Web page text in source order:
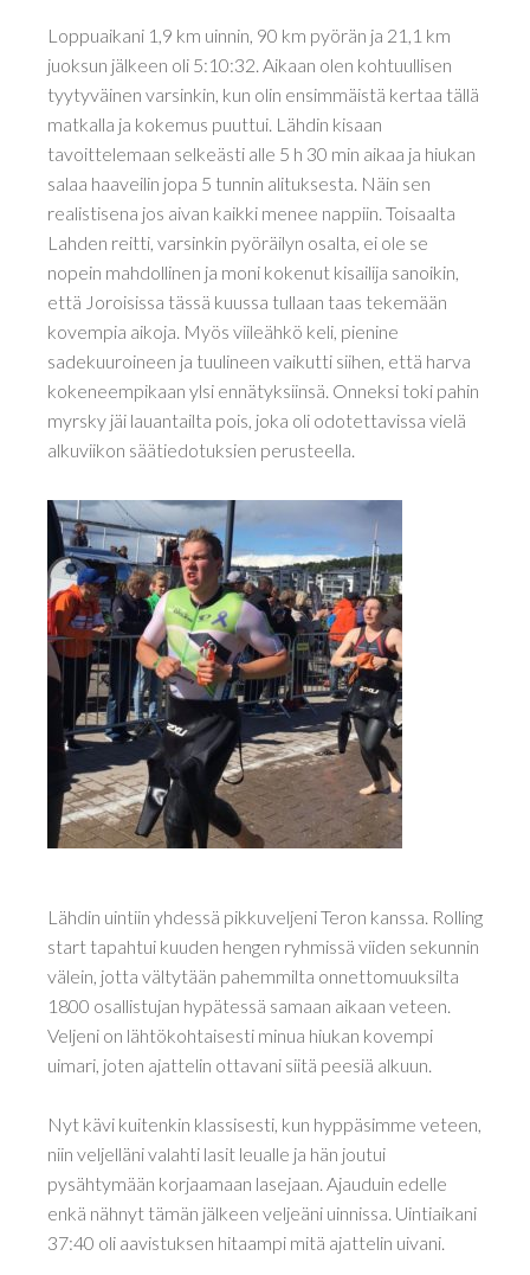
Loppuaikani 1,9 km uinnin, 90 km pyörän ja 21,1 km
juoksun jälkeen oli 5:10:32. Aikaan olen kohtuullisen
tyytyväinen varsinkin, kun olin ensimmäistä kertaa tällä
matkalla ja kokemus puuttui. Lähdin kisaan
tavoittelemaan selkeästi alle 5 h 30 min aikaa ja hiukan
salaa haaveilin jopa 5 tunnin alituksesta. Näin sen
realistisena jos aivan kaikki menee nappiin. Toisaalta
Lahden reitti, varsinkin pyöräilyn osalta, ei ole se
nopein mahdollinen ja moni kokenut kisailija sanoikin,
että Joroisissa tässä kuussa tullaan taas tekemään
kovempia aikoja. Myös viileähkö keli, pienine
sadekuuroineen ja tuulineen vaikutti siihen, että harva
kokeneempikaan ylsi ennätyksiinsä. Onneksi toki pahin
myrsky jäi lauantailta pois, joka oli odotettavissa vielä
alkuviikon säätiedotuksien perusteella.
Lähdin uintiin yhdessä pikkuveljeni Teron kanssa. Rolling
start tapahtui kuuden hengen ryhmissä viiden sekunnin
välein, jotta vältytään pahemmilta onnettomuuksilta
1800 osallistujan hypätessä samaan aikaan veteen.
Veljeni on lähtökohtaisesti minua hiukan kovempi
uimari, joten ajattelin ottavani siitä peesiä alkuun.
Nyt kävi kuitenkin klassisesti, kun hyppäsimme veteen,
niin veljelläni valahti lasit leualle ja hän joutui
pysähtymään korjaamaan lasejaan. Ajauduin edelle
enkä nähnyt tämän jälkeen veljeäni uinnissa. Uintiaikani
37:40 oli aavistuksen hitaampi mitä ajattelin uivani.